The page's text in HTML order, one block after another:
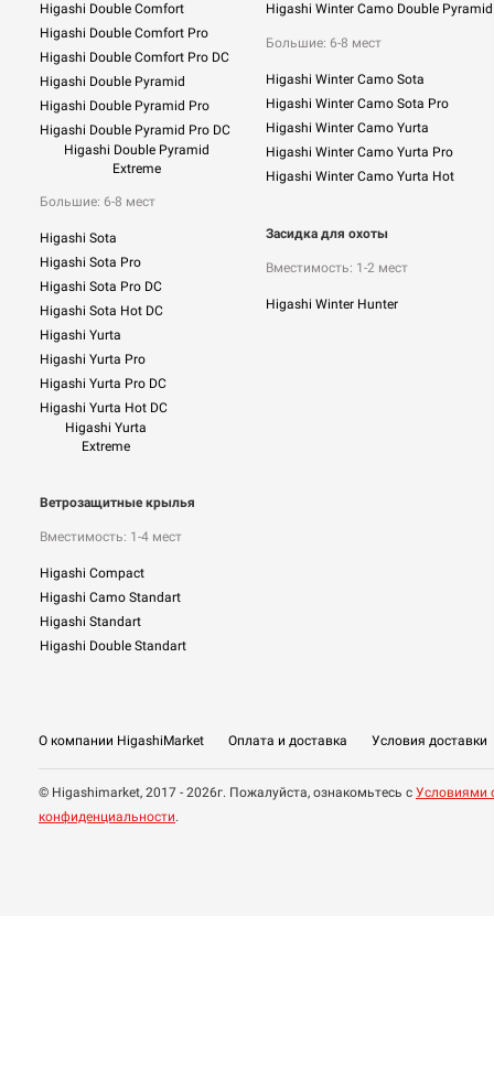
Higashi Double Comfort
Higashi Double Comfort Pro
Higashi Double Comfort Pro DC
Higashi Double Pyramid
Higashi Double Pyramid Pro
Higashi Double Pyramid Pro DC
Higashi Double Pyramid
Extreme
Большие: 6-8 мест
Higashi Sota
Higashi Sota Pro
Higashi Sota Pro DC
Higashi Sota Hot DC
Higashi Yurta
Higashi Yurta Pro
Higashi Yurta Pro DC
Higashi Yurta Hot DC
Higashi Yurta
Extreme
Ветрозащитные крылья
Вместимость: 1-4 мест
Higashi Compact
Higashi Camo Standart
Higashi Standart
Higashi Double Standart
Higashi Winter Camo Double
Большие: 6-8 мест
Higashi Winter Camo Sota
Higashi Winter Camo Sota Pro
Higashi Winter Camo Yurta
Higashi Winter Camo Yurta Pro
Higashi Winter Camo Yurta Hot
Засидка для охоты
Вместимость: 1-2 мест
Higashi Winter Hunter
О компании HigashiMarket Оплата и доставка Условия доставки
© Higashimarket, 2017 - 2026г. Пожалуйста, ознакомьтесь с Условиями
конфиденциальности.